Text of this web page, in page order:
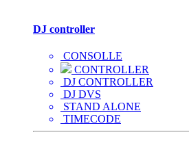
DJ controller
CONSOLLE
CONTROLLER
DJ CONTROLLER
DJ DVS
STAND ALONE
TIMECODE